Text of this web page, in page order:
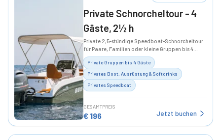
Private Schnorcheltour - 4
Gäste, 2½ h
Private 2,5-stündige Speedboat-Schnorcheltour
für Paare, Familien oder kleine Gruppen bis 4
Gäste.
Private Gruppen bis 4 Gäste
Privates Boot, Ausrüstung & Softdrinks
Privates Speedboat
GESAMTPREIS
€ 196 Jetzt buchen